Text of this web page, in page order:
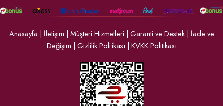
Anasayfa | İletişim | Müşteri Hizmetleri | Garanti ve Destek| İade ve
Değişim | Gizlilik Politikası | KVKK Politikası